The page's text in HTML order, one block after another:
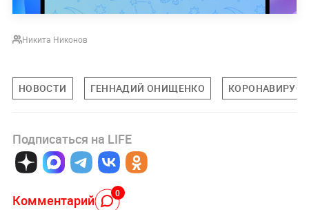
Никита Никонов
НОВОСТИ ГЕННАДИЙ ОНИЩЕНКО КОРОНАВИРУС
Подписаться на LIFE
Комментарий 0